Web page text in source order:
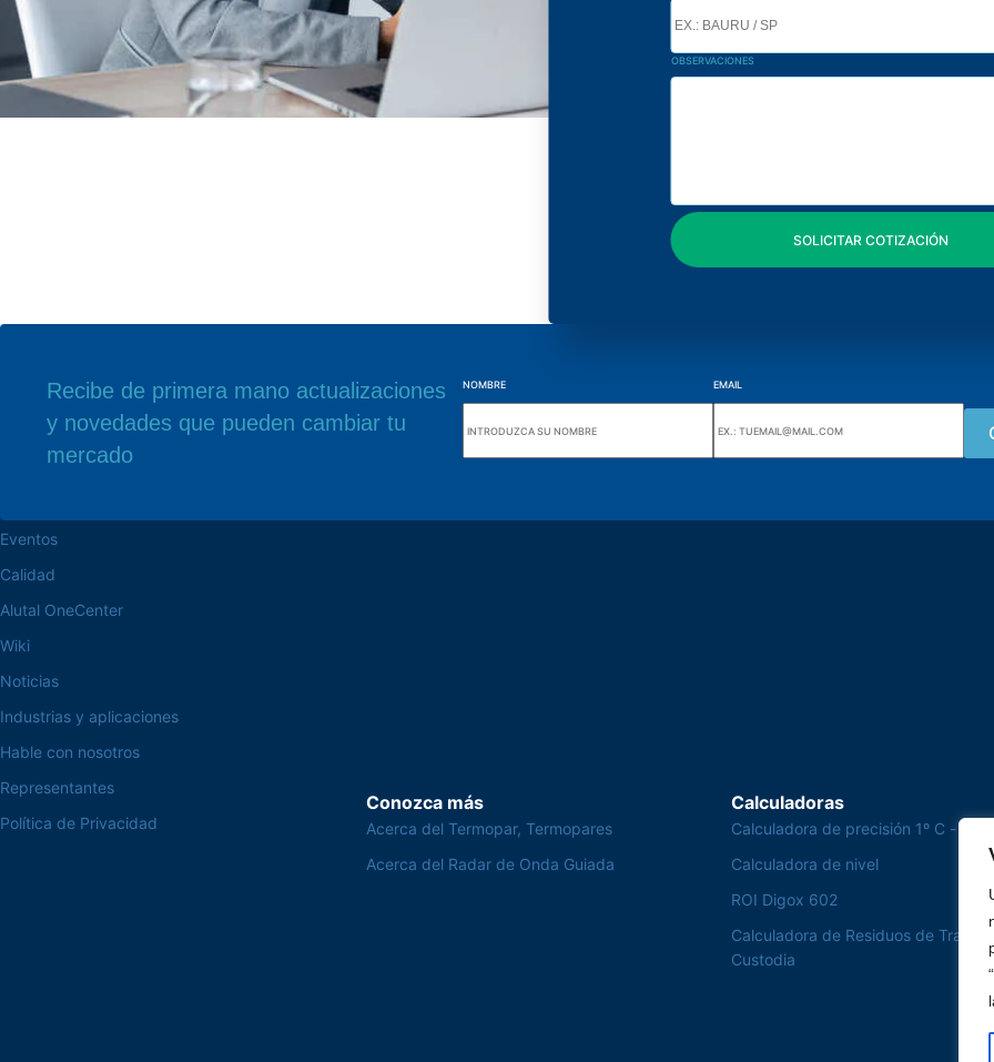
OBSERVACIONES
Recibe de primera mano actualizaciones
y novedades que pueden cambiar tu
mercado
NOMBRE EMAIL
navegue por el sitio web
Acerca de la Alutal
Eventos
Calidad
Alutal OneCenter
Wiki
Noticias
Industrias y aplicaciones
Hable con nosotros
Representantes
Política de Privacidad
Nuestra sede
Conozca más
Acerca del Termopar, Termopares
Acerca del Radar de Onda Guiada
Wiki Alutal
Calculadoras
Calculadora de precisión 1º C -
Calculadora de nivel
ROI Digox 602
Calculadora de Residuos de
Custodia